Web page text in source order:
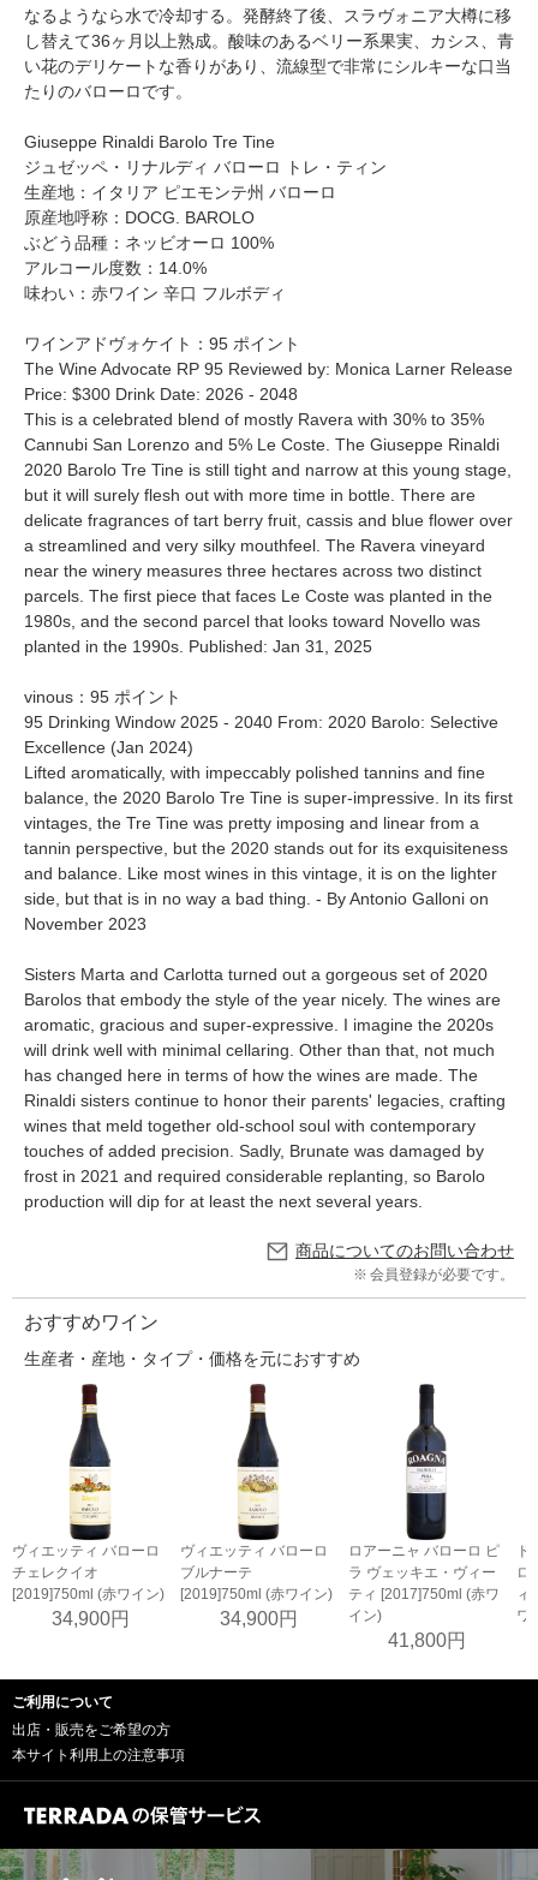
なるようなら水で冷却する。発酵終了後、スラヴォニア大樽に移
し替えて36ヶ月以上熟成。酸味のあるベリー系果実、カシス、青
い花のデリケートな香りがあり、流線型で非常にシルキーな口当
たりのバローロです。
Giuseppe Rinaldi Barolo Tre Tine
ジュゼッペ・リナルディ バローロ トレ・ティン
生産地：イタリア ピエモンテ州 バローロ
原産地呼称：DOCG. BAROLO
ぶどう品種：ネッビオーロ 100%
アルコール度数：14.0%
味わい：赤ワイン 辛口 フルボディ
ワインアドヴォケイト：95 ポイント
The Wine Advocate RP 95 Reviewed by: Monica Larner Release
Price: $300 Drink Date: 2026 - 2048
This is a celebrated blend of mostly Ravera with 30% to 35%
Cannubi San Lorenzo and 5% Le Coste. The Giuseppe Rinaldi
2020 Barolo Tre Tine is still tight and narrow at this young stage,
but it will surely flesh out with more time in bottle. There are
delicate fragrances of tart berry fruit, cassis and blue flower over
a streamlined and very silky mouthfeel. The Ravera vineyard
near the winery measures three hectares across two distinct
parcels. The first piece that faces Le Coste was planted in the
1980s, and the second parcel that looks toward Novello was
planted in the 1990s. Published: Jan 31, 2025
vinous：95 ポイント
95 Drinking Window 2025 - 2040 From: 2020 Barolo: Selective
Excellence (Jan 2024)
Lifted aromatically, with impeccably polished tannins and fine
balance, the 2020 Barolo Tre Tine is super-impressive. In its first
vintages, the Tre Tine was pretty imposing and linear from a
tannin perspective, but the 2020 stands out for its exquisiteness
and balance. Like most wines in this vintage, it is on the lighter
side, but that is in no way a bad thing. - By Antonio Galloni on
November 2023
Sisters Marta and Carlotta turned out a gorgeous set of 2020
Barolos that embody the style of the year nicely. The wines are
aromatic, gracious and super-expressive. I imagine the 2020s
will drink well with minimal cellaring. Other than that, not much
has changed here in terms of how the wines are made. The
Rinaldi sisters continue to honor their parents' legacies, crafting
wines that meld together old-school soul with contemporary
touches of added precision. Sadly, Brunate was damaged by
frost in 2021 and required considerable replanting, so Barolo
production will dip for at least the next several years.
商品についてのお問い合わせ
会員登録が必要です。
おすすめワイン
生産者・産地・タイプ・価格を元におすすめ
ヴィエッティ バローロ
チェレクイオ
[2019]750ml (赤ワイン)
34,900円
ヴィエッティ バローロ
ブルナーテ
[2019]750ml (赤ワイン)
34,900円
ロアーニャ バローロ ピ
ラ ヴェッキエ・ヴィー
ティ [2017]750ml (赤ワ
イン)
41,800円
ド
ロ
ィ
ワ
ご利用について
出店・販売をご希望の方
本サイト利用上の注意事項